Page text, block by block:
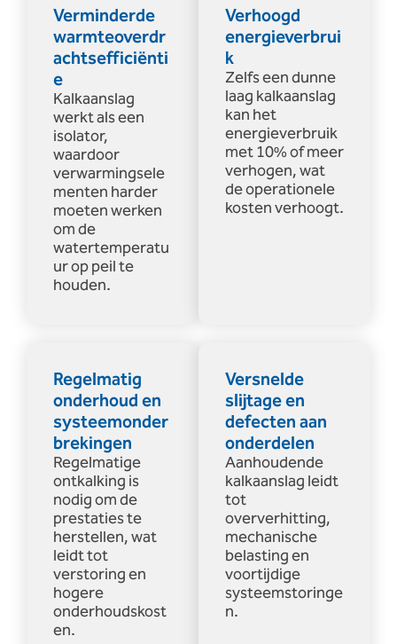
Verminderde
warmteoverdr
achtsefficiënti
e
Kalkaanslag
werkt als een
isolator,
waardoor
verwarmingsele
menten harder
moeten werken
om de
watertemperatu
ur op peil te
houden.
Verhoogd
energieverbrui
k
Zelfs een dunne
laag kalkaanslag
kan het
energieverbruik
met 10% of meer
verhogen, wat
de operationele
kosten verhoogt.
Regelmatig
onderhoud en
systeemonder
brekingen
Regelmatige
ontkalking is
nodig om de
prestaties te
herstellen, wat
leidt tot
verstoring en
hogere
onderhoudskost
en.
Versnelde
slijtage en
defecten aan
onderdelen
Aanhoudende
kalkaanslag leidt
tot
oververhitting,
mechanische
belasting en
voortijdige
systeemstoringe
n.